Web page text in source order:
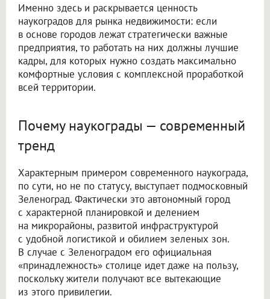
Именно здесь и раскрывается ценность
наукоградов для рынка недвижимости: если
в основе городов лежат стратегически важные
предприятия, то работать на них должны лучшие
кадры, для которых нужно создать максимально
комфортные условия с комплексной проработкой
всей территории.
Почему наукограды — современный
тренд
Характерным примером современного наукограда,
по сути, но не по статусу, выступает подмосковный
Зеленоград. Фактически это автономный город
с характерной планировкой и делением
на микрорайоны, развитой инфраструктурой
с удобной логистикой и обилием зеленых зон.
В случае с Зеленоградом его официальная
«принадлежность» столице идет даже на пользу,
поскольку жители получают все вытекающие
из этого привилегии.